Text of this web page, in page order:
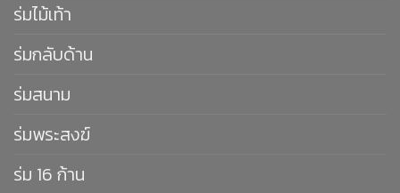
ร่มไม้เท้า
ร่มกลับด้าน
ร่มสนาม
ร่มพระสงฆ์
ร่ม 16 ก้าน